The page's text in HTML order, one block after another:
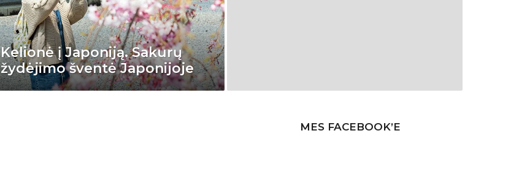
Kelionė į Japoniją. Sakurų
žydėjimo šventė Japonijoje
MES FACEBOOK’E